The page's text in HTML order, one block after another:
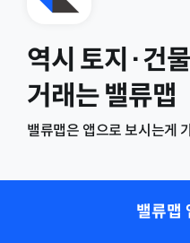
역시 토지·건물
거래는 밸류맵
밸류맵은 앱으로 보시는게
밸류맵